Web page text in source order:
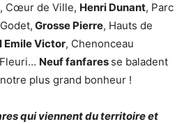
, Cœur de Ville, Henri Dunant, Parc
Grosse Pierre, Hauts de
Emile Victor, Chenonceau
Neuf fanfares se baladent
plus grand bonheur !
qui viennent du territoire et